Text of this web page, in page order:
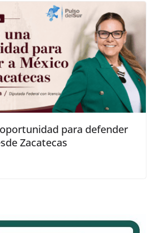
para defender
Zacatecas